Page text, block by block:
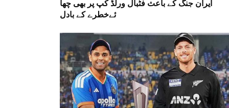
ایران جنگ کے باعث فٹبال ورلڈ کپ پر بھی چھا
ئےخطرے کے بادل